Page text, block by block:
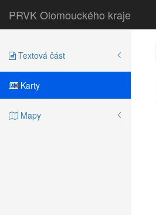
PRVK Olomouckého kraje
Textová část
Karty
Mapy